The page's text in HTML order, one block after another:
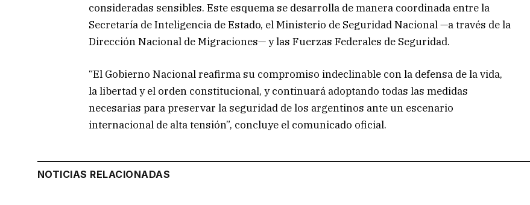
consideradas sensibles. Este esquema se desarrolla de manera coordinada entre la
Secretaría de Inteligencia de Estado, el Ministerio de Seguridad Nacional —a través de la
Dirección Nacional de Migraciones— y las Fuerzas Federales de Seguridad.
“El Gobierno Nacional reafirma su compromiso indeclinable con la defensa de la vida,
la libertad y el orden constitucional, y continuará adoptando todas las medidas
necesarias para preservar la seguridad de los argentinos ante un escenario
internacional de alta tensión”, concluye el comunicado oficial.
NOTICIAS RELACIONADAS